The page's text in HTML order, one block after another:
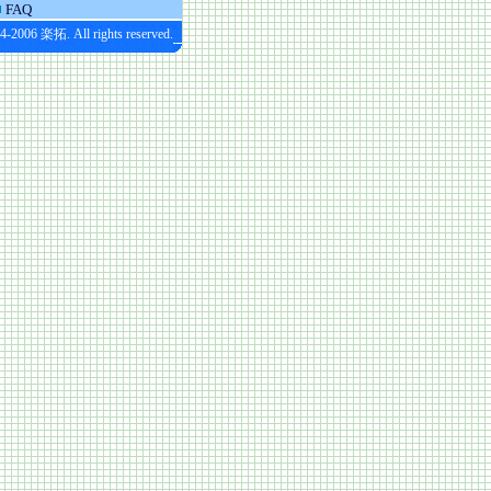
FAQ
2006 楽拓. All rights reserved.